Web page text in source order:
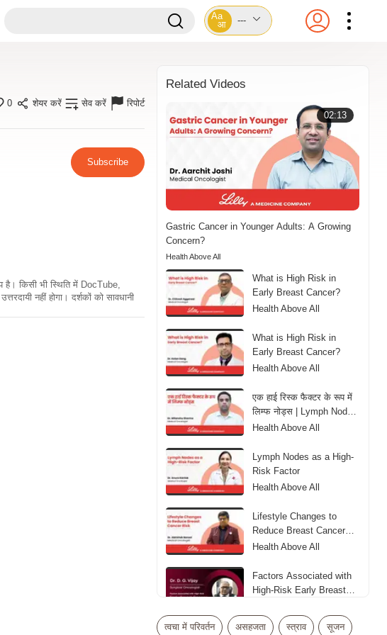
Aa
आ
---
0 शेयर करें सेव करें रिपोर्ट
Subscribe
है। किसी भी स्थिति में DocTube,
नहीं होगा। दर्शकों को सावधानी
Related Videos
02:13
Gastric Cancer in Younger Adults: A Growing
Concern?
Health Above All
What is High Risk in
Early Breast Cancer?
Health Above All
What is High Risk in
Early Breast Cancer?
Health Above All
एक हाई रिस्क फैक्टर के रूप में
लिम्फ नोड्स | Lymph Nodes
as aHigh-Risk Factor
Health Above All
Lymph Nodes as a High-
Risk Factor
Health Above All
Lifestyle Changes to
Reduce Breast Cancer
Risk
Health Above All
Factors Associated with
High-Risk Early Breast
त्वचा में परिवर्तन असहजता स्त्राव सूजन